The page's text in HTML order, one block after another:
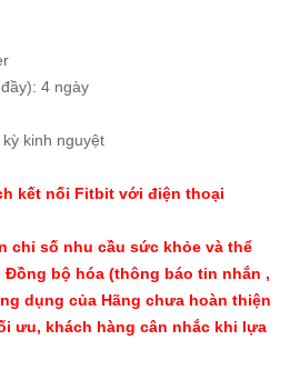
4 ngày
kinh nguyệt
kết nối Fitbit với điện thoại
chỉ số nhu cầu sức khỏe và thể
Đồng bộ hóa (thông báo tin nhắn ,
dụng của Hãng chưa hoàn thiện
ưu, khách hàng cân nhắc khi lựa